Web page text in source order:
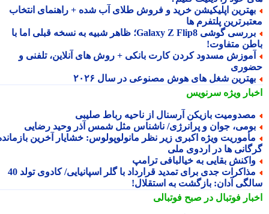
اپلیکیشن خرید و فروش طلای آب شده + راهنمای انتخاب
پلتفرم ها
بررسی گوشی Galaxy Z Flip8؛ ظاهر شبیه به نسخه قبلی اما با
متفاوت!
مسدود کردن کارت بانکی + روش های آنلاین، تلفنی و
شغل های هوش مصنوعی در سال ۲۰۲۶
ویژهسرنویس
بازیکن آرسنال از ناحیه رباط صلیبی
جوان و پرانرژی/ ناشناس مثل شمس آذرِ وحید رضایی
ویژه اکبری زیر نظر مانولوپولوس: خشایار آخرین بازمانده
ها در اردوی ملی
بقایی به خیالبافی ترامپ
مذاکرات جدی برای تمدید قرارداد با گلر اسپانیایی/ کادوی تولد 40
آدان: بازگشت به استقلال!
فوتبال در صبح فوتبالی